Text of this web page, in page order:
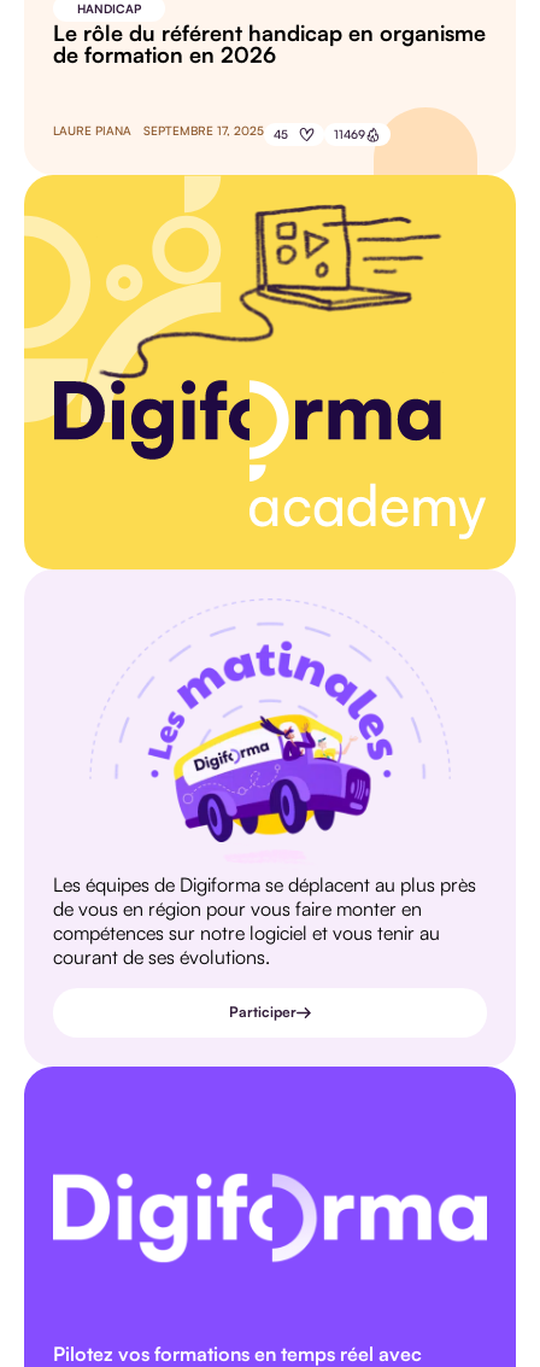
HANDICAP
Le rôle du référent handicap en organisme
de formation en 2026
LAURE PIANA SEPTEMBRE 17, 2025 45 11469
Les équipes de Digiforma se déplacent au plus près
de vous en région pour vous faire monter en
compétences sur notre logiciel et vous tenir au
courant de ses évolutions.
Participer
Pilotez vos formations en temps réel avec